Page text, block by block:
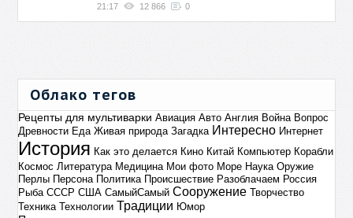
21:17 12 866 0
Облако тегов
Рецепты для мультиварки Авиация Авто Англия Война Вопрос
Древности Еда Живая природа Загадка Интересно Интернет
История Как это делается Кино Китай Компьютер Корабли
Космос Литература Медицина Мои фото Море Наука Оружие
Перлы Персона Политика Происшествие Разоблачаем Россия
Рыба СССР США СамыйСамый Сооружение Творчество
Техника Технологии Традиции Юмор